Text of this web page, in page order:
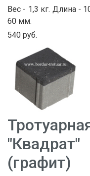
Вес - 1,3 кг. Длина -
60 мм.
540 руб.
(графит)